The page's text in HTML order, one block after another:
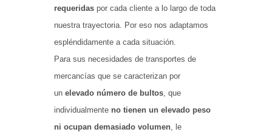
requeridas por cada cliente a lo largo de toda
nuestra trayectoria. Por eso nos adaptamos
espléndidamente a cada situación.
Para sus necesidades de transportes de
mercancías que se caracterizan por
un elevado número de bultos , que
individualmente no tienen un elevado peso
ni ocupan demasiado volumen , le